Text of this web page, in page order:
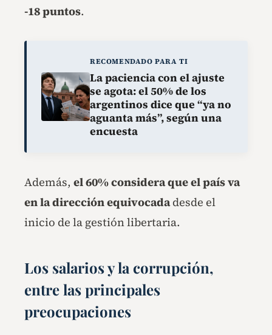
-18 puntos.
RECOMENDADO PARA TI
La paciencia con el ajuste
se agota: el 50% de los
argentinos dice que “ya no
aguanta más”, según una
encuesta
Además, el 60% considera que el país va
en la dirección equivocadadesde el
inicio de la gestión libertaria.
Los salarios y la corrupción,
entre las principales
preocupaciones